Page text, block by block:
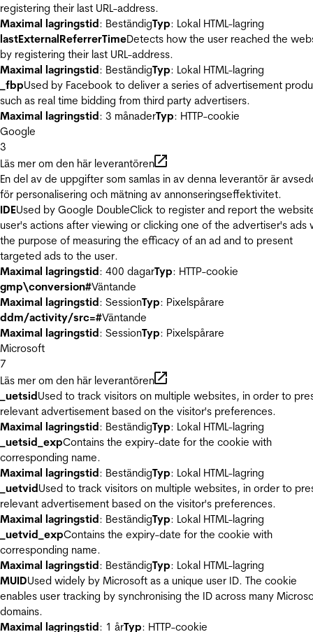
registering their last URL-address.
Maximal lagringstid: BeständigTyp: Lokal HTML-lagring
lastExternalReferrerTimeDetects how the user reached the
by registering their last URL-address.
Maximal lagringstid: BeständigTyp: Lokal HTML-lagring
_fbpUsed by Facebook to deliver a series of advertisement
such as real time bidding from third party advertisers.
Maximal lagringstid: 3 månaderTyp: HTTP-cookie
Google
3
Läs mer om den här leverantören
En del av de uppgifter som samlas in av denna leverantör är
för personalisering och mätning av annonseringseffektivitet.
IDEUsed by Google DoubleClick to register and report the
user's actions after viewing or clicking one of the advertiser's ads
the purpose of measuring the efficacy of an ad and to present
targeted ads to the user.
Maximal lagringstid: 400 dagarTyp: HTTP-cookie
gmp\conversion#Väntande
Maximal lagringstid: SessionTyp: Pixelspårare
ddm/activity/src=#Väntande
Maximal lagringstid: SessionTyp: Pixelspårare
Microsoft
7
Läs mer om den här leverantören
_uetsidUsed to track visitors on multiple websites, in order to
relevant advertisement based on the visitor's preferences.
Maximal lagringstid: BeständigTyp: Lokal HTML-lagring
_uetsid_expContains the expiry-date for the cookie with
corresponding name.
Maximal lagringstid: BeständigTyp: Lokal HTML-lagring
_uetvidUsed to track visitors on multiple websites, in order to
relevant advertisement based on the visitor's preferences.
Maximal lagringstid: BeständigTyp: Lokal HTML-lagring
_uetvid_expContains the expiry-date for the cookie with
corresponding name.
Maximal lagringstid: BeständigTyp: Lokal HTML-lagring
MUIDUsed widely by Microsoft as a unique user ID. The cookie
enables user tracking by synchronising the ID across many
domains.
Maximal lagringstid: 1 årTyp: HTTP-cookie